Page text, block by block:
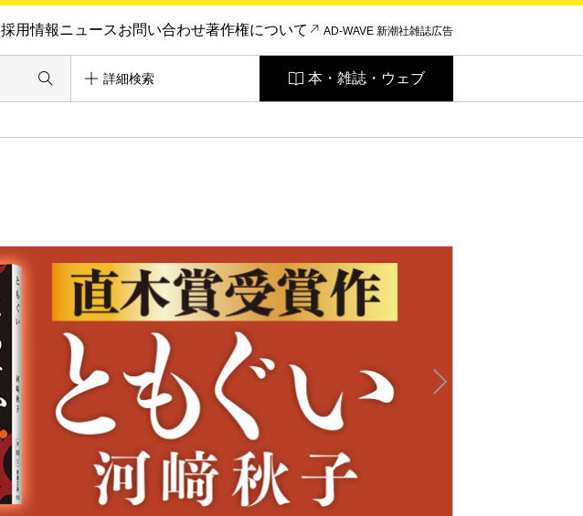
採用情報ニュースお問い合わせ著作権について AD-WAVE 新潮社雑誌広告
詳細検索 本・雑誌・ウェブ